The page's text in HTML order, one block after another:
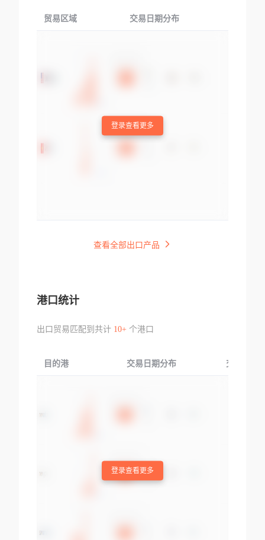
贸易区域 交易日期分布
登录查看更多
查看全部出口产品
港口统计
出口贸易匹配到共计 10+个港口
目的港 交易日期分布 交易产品
登录查看更多